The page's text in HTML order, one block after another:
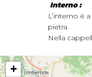
Interno :
L’interno è
pietra.
Nella
+